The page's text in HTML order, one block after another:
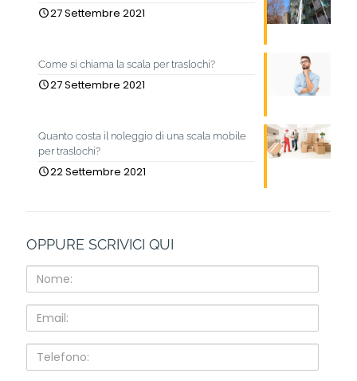
27 Settembre 2021
Come si chiama la scala per traslochi?
27 Settembre 2021
Quanto costa il noleggio di una scala mobile
per traslochi?
22 Settembre 2021
OPPURE SCRIVICI QUI
Nome:
Email:
Telefono: